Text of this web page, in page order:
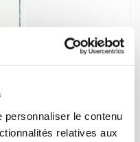
personnaliser le contenu
relatives aux